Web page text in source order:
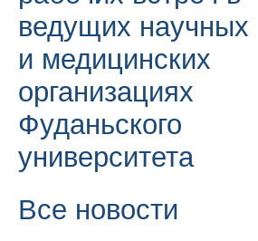
ведущих научных
и медицинских
организациях
Фуданьского
университета
Все новости